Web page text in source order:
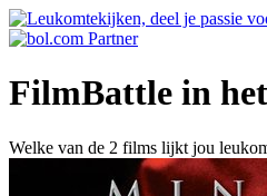
FilmBattle in
Welke van de 2 films lijkt jou